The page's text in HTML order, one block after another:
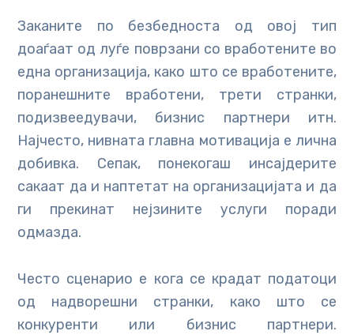
Заканите по безбедноста од овој тип
доаѓаат од луѓе поврзани со вработените во
една организација, како што се вработените,
поранешните вработени, трети странки,
подизвеедувачи, бизнис партнери итн.
Најчесто, нивната главна мотивација е лична
добивка. Сепак, понекогаш инсајдерите
сакаат да и наптетат на организацијата и да
ги прекинат нејзините услуги поради
одмазда.
Често сценарио е кога се крадат податоци
од надворешни странки, како што се
конкуренти или бизнис партнери.